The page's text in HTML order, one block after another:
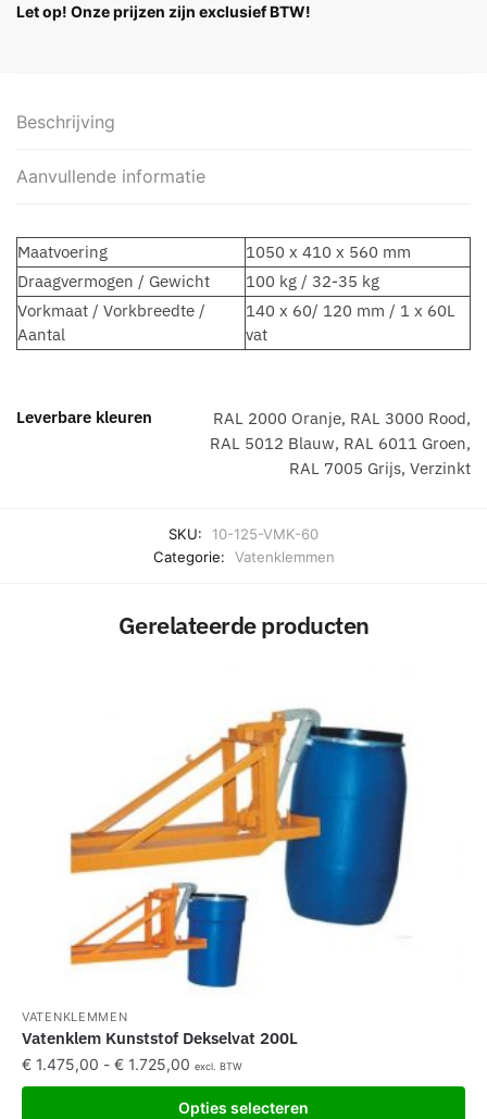
Let op! Onze prijzen zijn exclusief BTW!
Beschrijving
Aanvullende informatie
Maatvoering
1050 x 410 x 560 mm
Draagvermogen / Gewicht
100 kg / 32-35 kg
Vorkmaat / Vorkbreedte /
Aantal
140 x 60/ 120 mm / 1 x 60L
vat
Leverbare kleuren
RAL 2000 Oranje, RAL 3000 Rood,
RAL 5012 Blauw, RAL 6011 Groen,
RAL 7005 Grijs, Verzinkt
SKU:
10-125-VMK-60
Categorie:
Vatenklemmen
Gerelateerde producten
VATENKLEMMEN
Vatenklem Kunststof Dekselvat 200L
€ 1.475,00 - € 1.725,00 excl. BTW
Opties selecteren